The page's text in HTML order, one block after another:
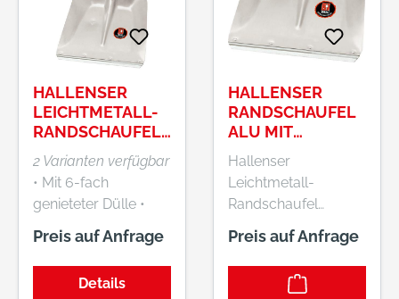
HALLENSER
LEICHTMETALL-
RANDSCHAUFEL
FAVORIT, MIT
SCHUTZKANTE
2 Varianten verfügbar
• Mit 6-fach
genieteter Dülle •
Blattstärke 2 mm •
Mit hochgezogener
Schulter • Mit
Schutzkante
Preis auf Anfrage
Details
HALLENSER
RANDSCHAUFEL
ALU MIT
SCHUTZKANTE
GR. 7IDEAL
Hallenser
Leichtmetall-
Randschaufel
FAVORIT, mit
Schutzkante • Mit 6-
fach genieteter Dülle
• Blattstärke 2 mm •
Preis auf Anfrage